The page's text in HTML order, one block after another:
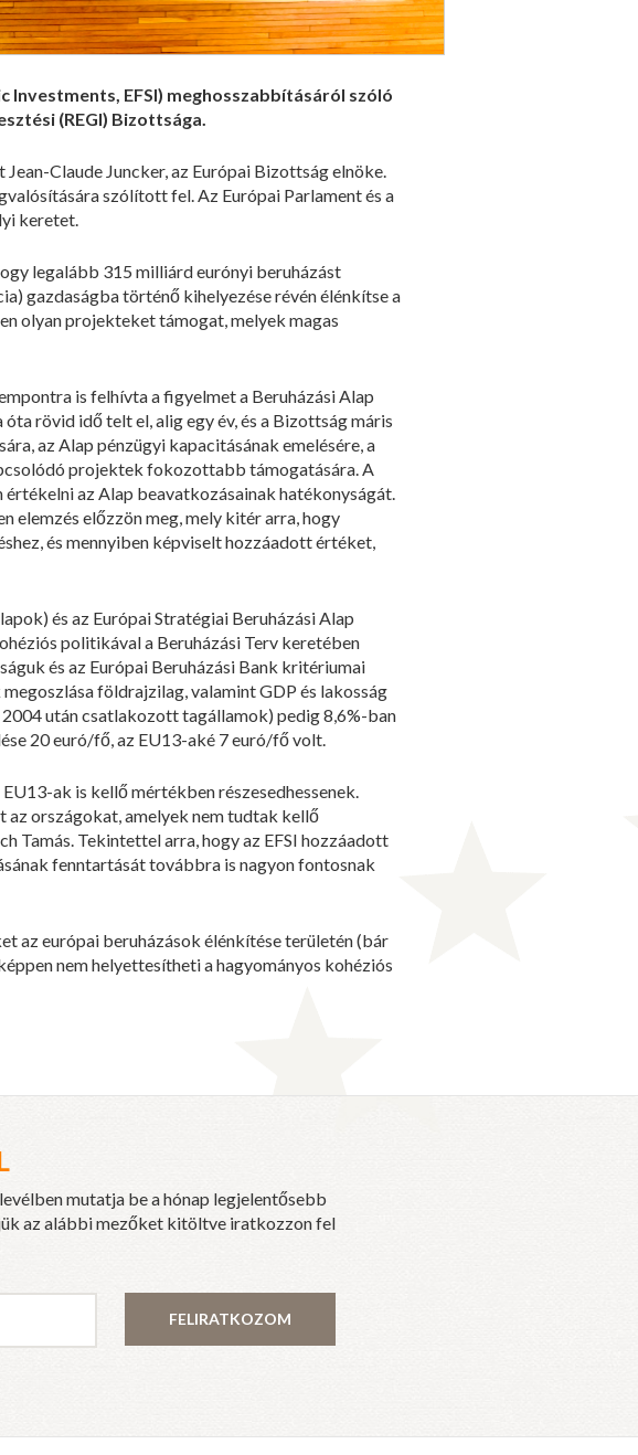
Investments, EFSI) meghosszabbításáról szóló
(REGI) Bizottsága.
Claude Juncker, az Európai Bizottság elnöke.
szólított fel. Az Európai Parlament és a
keretet.
legalább 315 milliárd eurónyi beruházást
gazdaságba történő kihelyezése révén élénkítse a
olyan projekteket támogat, melyek magas
is felhívta a figyelmet a Beruházási Alap
rövid idő telt el, alig egy év, és a Bizottság máris
az Alap pénzügyi kapacitásának emelésére, a
projektek fokozottabb támogatására. A
az Alap beavatkozásainak hatékonyságát.
elemzés előzzön meg, mely kitér arra, hogy
és mennyiben képviselt hozzáadott értéket,
és az Európai Stratégiai Beruházási Alap
politikával a Beruházási Terv keretében
és az Európai Beruházási Bank kritériumai
földrajzilag, valamint GDP és lakosság
után csatlakozott tagállamok) pedig 8,6%-ban
20 euró/fő, az EU13-aké 7 euró/fő volt.
ak is kellő mértékben részesedhessenek.
az országokat, amelyek nem tudtak kellő
Tamás. Tekintettel arra, hogy az EFSI hozzáadott
fenntartását továbbra is nagyon fontosnak
az európai beruházások élénkítése területén (bár
nem helyettesítheti a hagyományos kohéziós
mutatja be a hónap legjelentősebb
az alábbi mezőket kitöltve iratkozzon fel
FELIRATKOZOM